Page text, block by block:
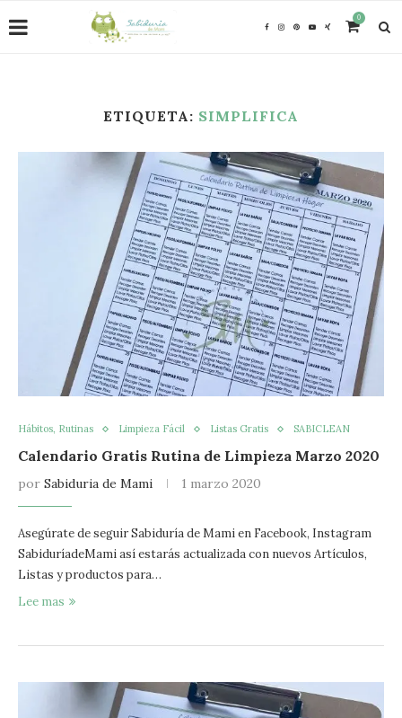
0
ETIQUETA: SIMPLIFICA
Hábitos, Rutinas Limpieza Fácil Listas Gratis SABICLEAN
Calendario Gratis Rutina de Limpieza Marzo 2020
por Sabiduria de Mami 1 marzo 2020
Asegúrate de seguir Sabiduría de Mami en Facebook, Instagram
SabiduríadeMami así estarás actualizada con nuevos Artículos,
Listas y productos para…
Lee mas